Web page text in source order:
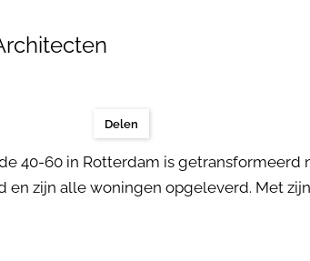
Delen
40-60 in Rotterdam is
zijn alle woningen opgeleverd. Met